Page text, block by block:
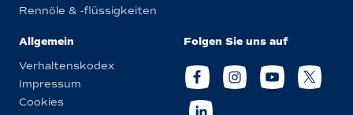
Rennöle & -flüssigkeiten
Allgemein
Verhaltenskodex
Impressum
Cookies
Folgen Sie uns auf